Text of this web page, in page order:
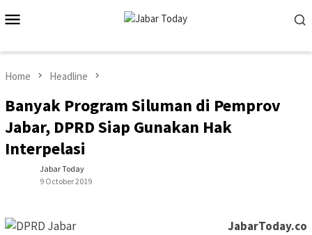
to
Home Headline
Banyak Program Siluman di Pemprov
Jabar, DPRD Siap Gunakan Hak
Interpelasi
Jabar Today
9 October 2019
JabarToday.co